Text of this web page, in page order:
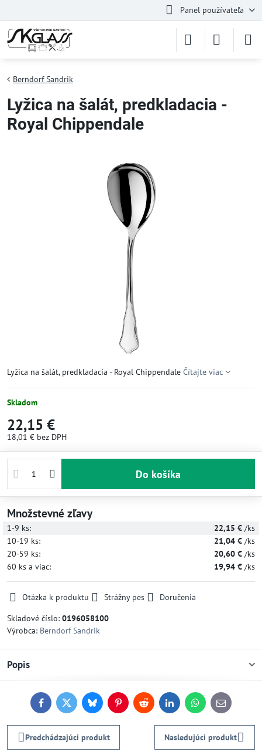
Panel používateľa
Berndorf Sandrik
Lyžica na šalát, predkladacia -
Royal Chippendale
Lyžica na šalát, predkladacia - Royal Chippendale Čítajte viac
Skladom
22,15 €
18,01 € bez DPH
Do košíka
Množstevné zľavy
1-9 ks: 22,15 € /ks
10-19 ks: 21,04 € /ks
20-59 ks: 20,60 € /ks
60 ks a viac: 19,94 € /ks
Otázka k produktu Strážny pes
Doručenia
Skladové číslo: 0196058100
Výrobca: Berndorf Sandrik
Popis
FacebookTwitterBlueskyPinterestReddit LinkedInWhatsApp
E-
mail
Predchádzajúci produkt Nasledujúci produkt